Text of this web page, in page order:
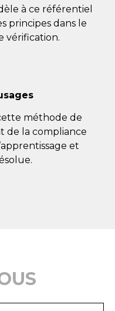
à ce référentiel
principes dans le
vérification.
méthode de
de la compliance
et